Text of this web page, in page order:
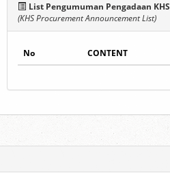
List Pengumuman Pengadaan KHS
(KHS Procurement Announcement List)
No CONTENT